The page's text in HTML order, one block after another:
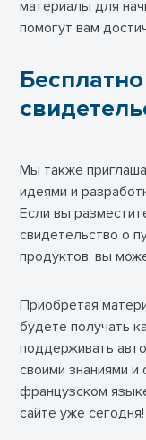
материалы для
помогут вам
Мы также
идеями и
Если вы
свидетельство о
продуктов, вы
Приобретая
будете получать
поддерживать
своими знаниями
французском
сайте уже сегодня!